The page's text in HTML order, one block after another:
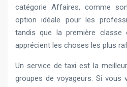
catégorie Affaires, comme
option idéale pour les
tandis que la première
apprécient les choses les plus
Un service de taxi est la
groupes de voyageurs. Si vous